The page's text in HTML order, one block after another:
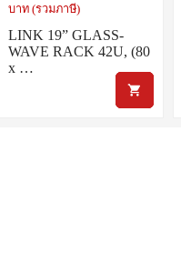
บาท (รวมภาษี)
LINK 19” GLASS-
WAVE RACK 42U, (80
x …